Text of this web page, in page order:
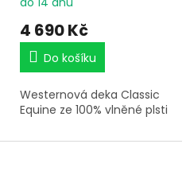
4 690 Kč
Do košíku
Westernová deka Classic
Equine ze 100% vlněné plsti